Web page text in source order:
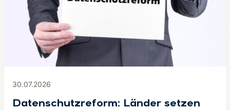
30.07.2026
Datenschutzreform: Länder setzen